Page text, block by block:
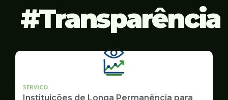
Transparência
SERVICO
Instituições de Longa Permanência para